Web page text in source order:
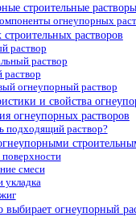
строительные
огнеупорных
растворов
раствор
раствор
раствор
огнеупорный раствор
и свойства
огнеупорных растворов
подходящий раствор?
смеси
укладка
выбирает огнеупорный